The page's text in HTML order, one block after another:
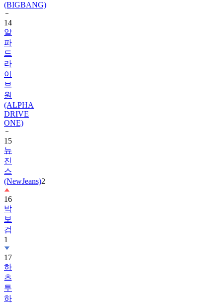
14
알
파
드
라
이
브
원
(ALPHA
DRIVE
ONE)
15
뉴
진
스
(NewJeans)
16
박
보
검
1
17
하
츠
투
하
츠
1